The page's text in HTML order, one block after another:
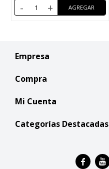
- +
Empresa
Compra
Mi Cuenta
Categorías Destacadas
 